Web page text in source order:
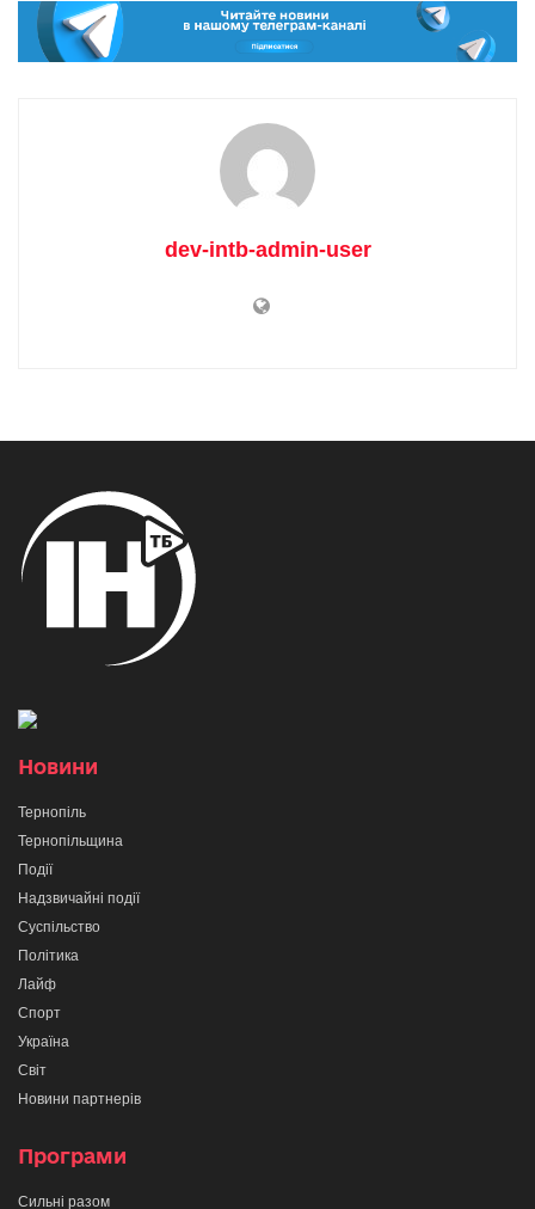
dev-intb-admin-user
Новини
Тернопіль
Тернопільщина
Події
Надзвичайні події
Суспільство
Політика
Лайф
Спорт
Україна
Світ
Новини партнерів
Програми
Сильні разом